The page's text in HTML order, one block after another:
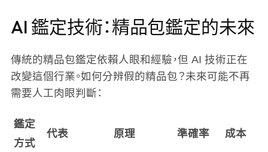
AI 鑑定技術：精品包鑑定的未來
傳統的精品包鑑定依賴人眼和經驗，但 AI 技術正在
改變這個行業。如何分辨假的精品包？未來可能不再
需要人工肉眼判斷：
鑑定
方式
代表 原理 準確率
成本